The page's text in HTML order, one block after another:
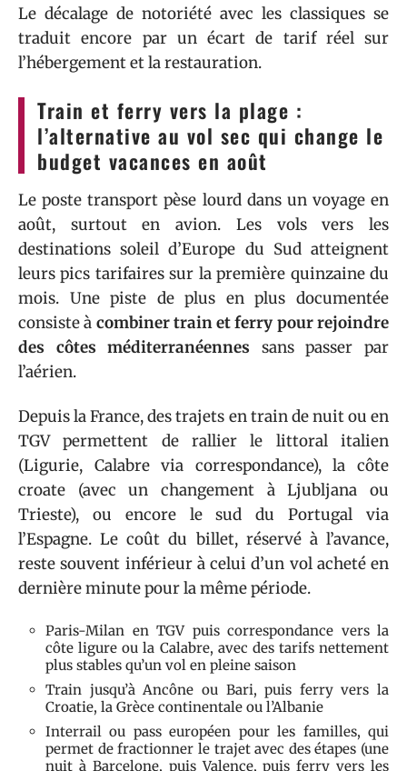
Le décalage de notoriété avec les classiques se
traduit encore par un écart de tarif réel sur
l’hébergement et la restauration.
Train et ferry vers la plage :
l’alternative au vol sec qui change le
budget vacances en août
Le poste transport pèse lourd dans un voyage en
août, surtout en avion. Les vols vers les
destinations soleil d’Europe du Sud atteignent
leurs pics tarifaires sur la première quinzaine du
mois. Une piste de plus en plus documentée
consiste à combiner train et ferry pour rejoindre
des côtes méditerranéennes sans passer par
l’aérien.
Depuis la France, des trajets en train de nuit ou en
TGV permettent de rallier le littoral italien
(Ligurie, Calabre via correspondance), la côte
croate (avec un changement à Ljubljana ou
Trieste), ou encore le sud du Portugal via
l’Espagne. Le coût du billet, réservé à l’avance,
reste souvent inférieur à celui d’un vol acheté en
dernière minute pour la même période.
Paris-Milan en TGV puis correspondance vers la
côte ligure ou la Calabre, avec des tarifs nettement
plus stables qu’un vol en pleine saison
Train jusqu’à Ancône ou Bari, puis ferry vers la
Croatie, la Grèce continentale ou l’Albanie
Interrail ou pass européen pour les familles, qui
permet de fractionner le trajet avec des étapes (une
nuit à Barcelone, puis Valence, puis ferry vers les